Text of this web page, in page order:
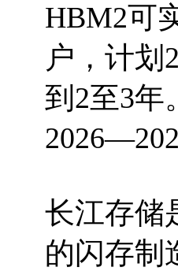
HBM2可
户，计划
到2至3年
长江存储
的闪存制